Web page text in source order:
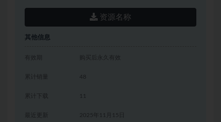
资源名称
其他信息
有效期 购买后永久有效
累计销量 48
累计下载 11
2025年11月15日